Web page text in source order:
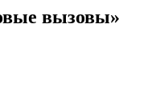
вызовы»